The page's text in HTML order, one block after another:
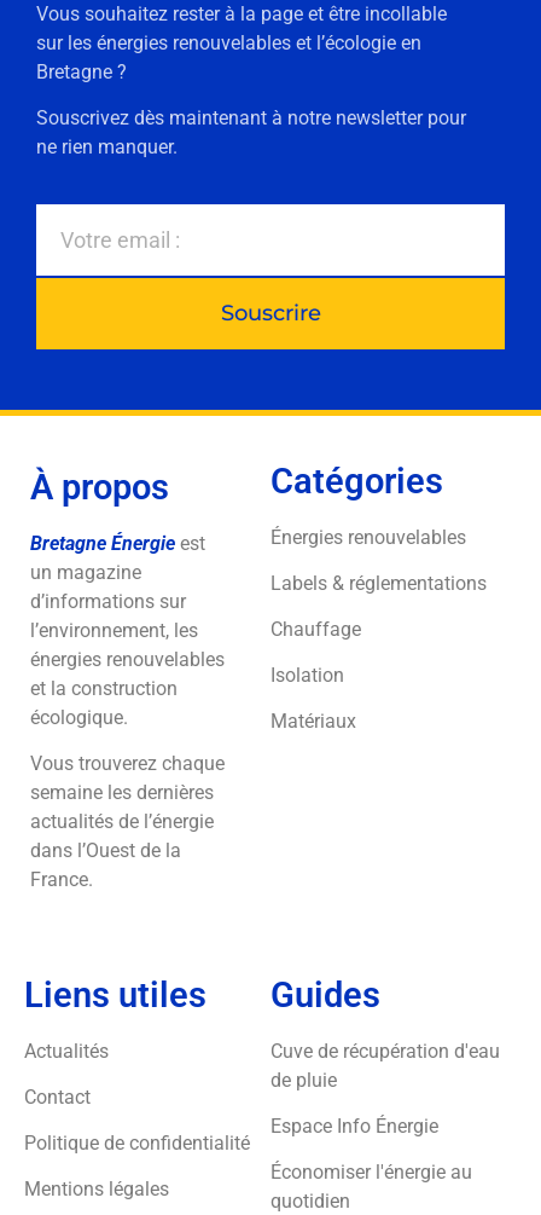
Vous souhaitez rester à la page et être incollable
sur les énergies renouvelables et l’écologie en
Bretagne ?
Souscrivez dès maintenant à notre newsletter pour
ne rien manquer.
Souscrire
À propos
Bretagne Énergie est
un magazine
d’informations sur
l’environnement, les
énergies renouvelables
et la construction
écologique.
Vous trouverez chaque
semaine les dernières
actualités de l’énergie
dans l’Ouest de la
France.
Catégories
Énergies renouvelables
Labels & réglementations
Chauffage
Isolation
Matériaux
Liens utiles
Actualités
Contact
Politique de confidentialité
Mentions légales
Guides
Cuve de récupération d'eau
de pluie
Espace Info Énergie
Économiser l'énergie au
quotidien